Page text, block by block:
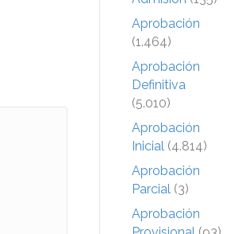
Aprobación
(1.464)
Aprobación
Definitiva
(5.010)
Aprobación
Inicial (4.814)
Aprobación
Parcial (3)
Aprobación